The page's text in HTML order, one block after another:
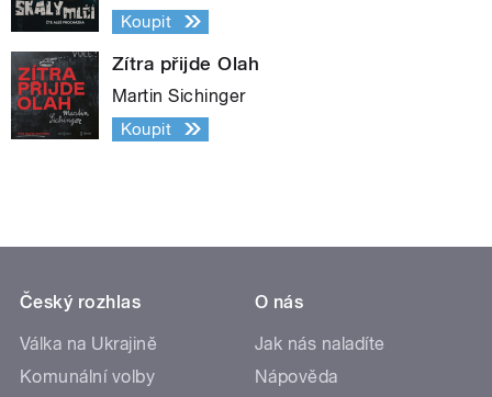
Koupit
Zítra přijde Olah
Martin Sichinger
Koupit
Český rozhlas
Válka na Ukrajině
Komunální volby
O nás
Jak nás naladíte
Nápověda